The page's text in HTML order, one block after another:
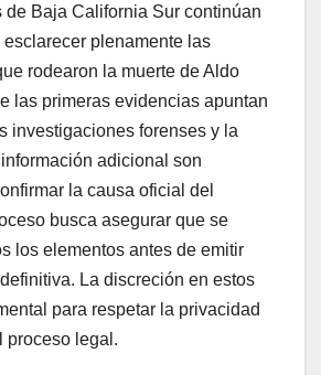
de Baja California Sur continúan
plenamente las
rodearon la muerte de Aldo
las primeras evidencias apuntan
investigaciones forenses y la
adicional son
la causa oficial del
busca asegurar que se
los elementos antes de emitir
La discreción en estos
para respetar la privacidad
proceso legal.